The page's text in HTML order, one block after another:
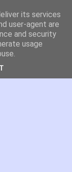
transporte,
ambiente,
its services
user-agent are
and security
usage